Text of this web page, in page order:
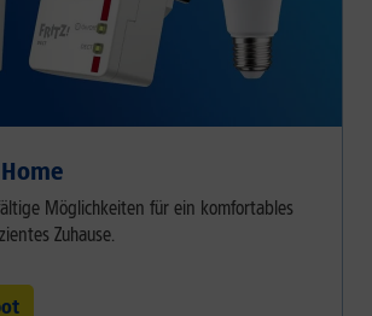
Möglichkeiten für ein komfortables
Zuhause.